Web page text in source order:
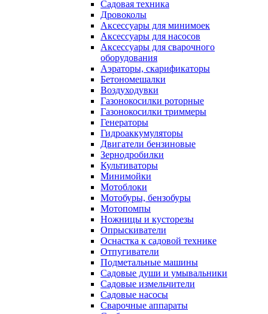
Садовая техника
Дровоколы
Аксессуары для минимоек
Аксессуары для насосов
Аксессуары для сварочного
оборудования
Аэраторы, скарификаторы
Бетономешалки
Воздуходувки
Газонокосилки роторные
Газонокосилки триммеры
Генераторы
Гидроаккумуляторы
Двигатели бензиновые
Зернодробилки
Культиваторы
Минимойки
Мотоблоки
Мотобуры, бензобуры
Мотопомпы
Ножницы и кусторезы
Опрыскиватели
Оснастка к садовой технике
Отпугиватели
Подметальные машины
Садовые души и умывальники
Садовые измельчители
Садовые насосы
Сварочные аппараты